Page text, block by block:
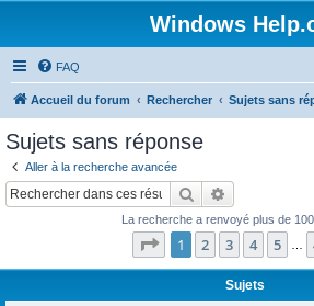
Windows
FAQ
Accueil du forum Rechercher Sujets sans
Sujets sans réponse
Aller à la recherche avancée
Rechercher
La recherche a renvoyé plus de
Page 1sur40
1 2 3 4 5
Sujets